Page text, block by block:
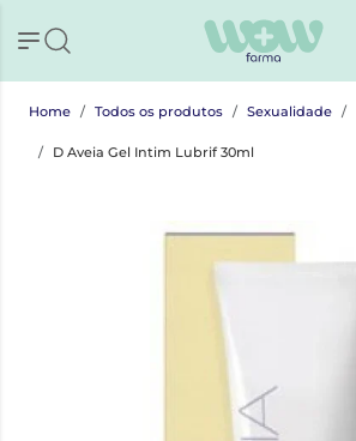
Home Todos os produtos Sexualidade
D Aveia Gel Intim Lubrif 30ml